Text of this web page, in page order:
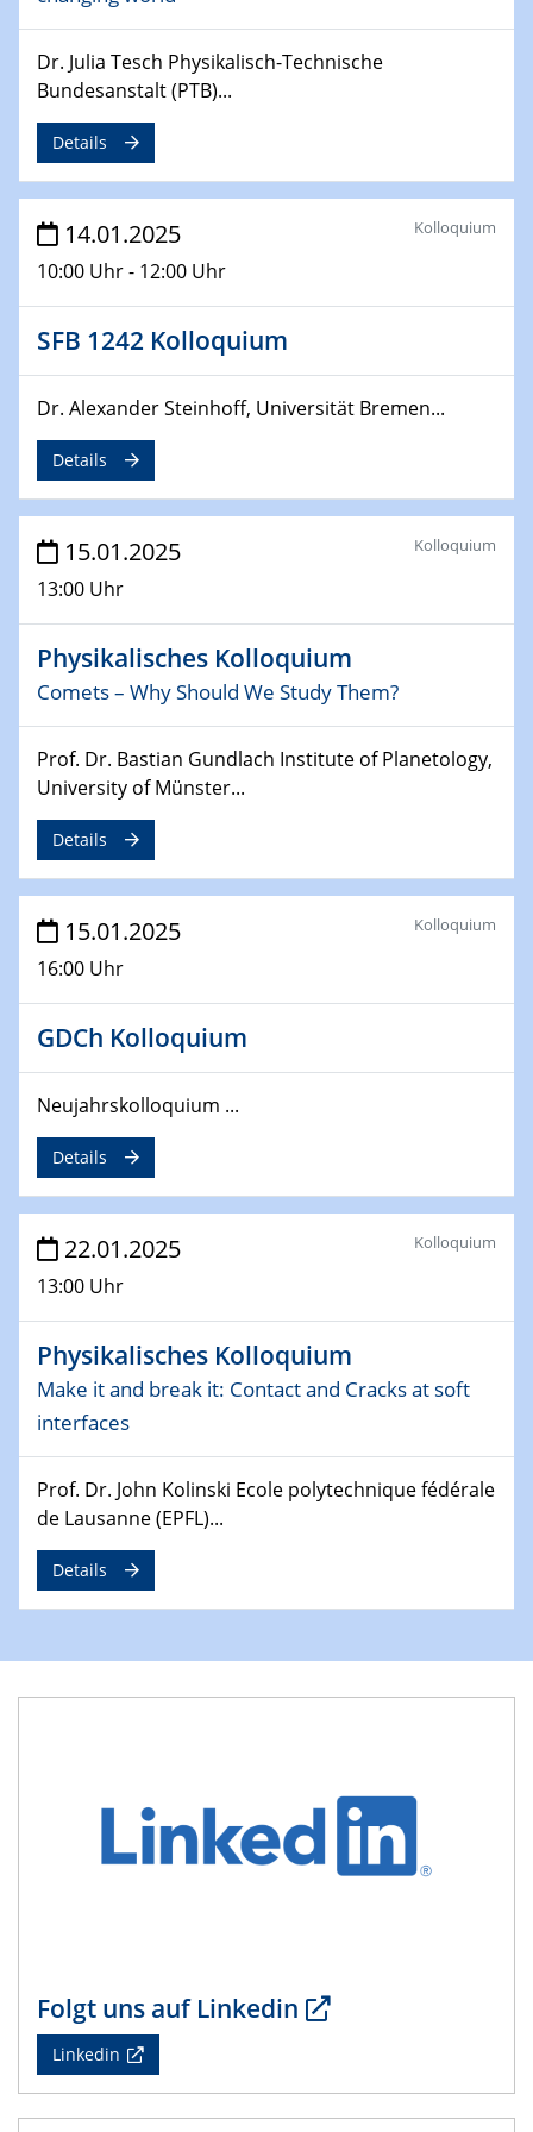
Sfb-trr247-all Seminar
CataLysis Joint Colloquium)
Sfb-trr247-all Workshop
UnOCat
11.02.2025
SFB/TRR 270 Kolloquium
11.02.2025
Social Hour
CENIDE / ZBT / IW
11.02.2025
Natural Water to H2
12.02.2025 - 14.02.2025
Sfb-trr247-all Annual Meeting
24.02.2025
27.02.2025
WIN & CENIDE Seminar Series on 2D-
MATURE
27.02.2025
Sfb-trr247-all Seminar
18.03.2025 - 19.03.2025
Kooperationsseminar
Elektrolyse/Brennstoffzelle
21.03.2025
EIC Pathfinder
EU funding for early stage scientific, technological or
deep-tech R&D
26.03.2025 - 28.03.2025
2nd ACAMEC 2025
2nd Advanced Catalysis and Materials for Energy
27.03.2025
WIN & CENIDE Seminar Series on 2D-
MATURE
27.03.2025
CENIDE-BGU Seminar
Towards more sustainable uses of rare earth elements
- from an inorganic and biological perspective
09.04.2025 - 10.04.2025
4th Conference of the GDCh
WE-Heraeus-Seminar
Synergistic Mechanisms in Displacive Phase
Transitions: From Charge Density Wave Systems to
SPP 2122 International Conference
New Frontiers in Materials Design for Laser Additive
Manufacturing
13.05.2025
Dr. Julia Tesch Physikalisch-Technische
Bundesanstalt (PTB)...
Details
14.01.2025
10:00 Uhr - 12:00 Uhr
Kolloquium
SFB 1242 Kolloquium
Dr. Alexander Steinhoff, Universität Bremen...
Details
15.01.2025
13:00 Uhr
Kolloquium
Physikalisches Kolloquium
Comets – Why Should We Study Them?
Prof. Dr. Bastian Gundlach Institute of Planetology,
University of Münster...
Details
15.01.2025
16:00 Uhr
Kolloquium
GDCh Kolloquium
Neujahrskolloquium ...
Details
22.01.2025
13:00 Uhr
Kolloquium
Physikalisches Kolloquium
Make it and break it: Contact and Cracks at soft
interfaces
Prof. Dr. John Kolinski Ecole polytechnique fédérale
de Lausanne (EPFL)...
Details
Folgt uns auf Linkedin
Linkedin